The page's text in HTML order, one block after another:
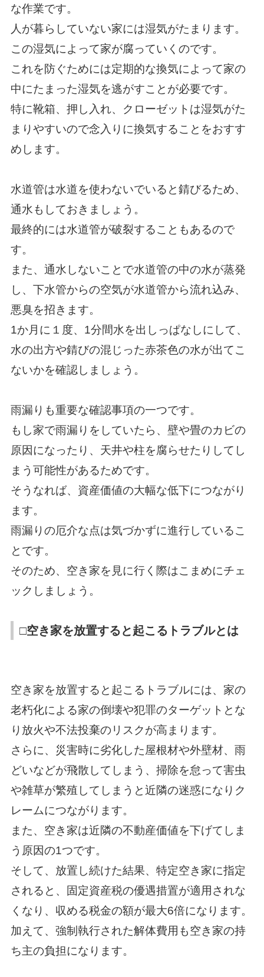
な作業です。
人が暮らしていない家には湿気がたまります。
この湿気によって家が腐っていくのです。
これを防ぐためには定期的な換気によって家の
中にたまった湿気を逃がすことが必要です。
特に靴箱、押し入れ、クローゼットは湿気がた
まりやすいので念入りに換気することをおすす
めします。
水道管は水道を使わないでいると錆びるため、
通水もしておきましょう。
最終的には水道管が破裂することもあるので
す。
また、通水しないことで水道管の中の水が蒸発
し、下水管からの空気が水道管から流れ込み、
悪臭を招きます。
1か月に１度、1分間水を出しっぱなしにして、
水の出方や錆びの混じった赤茶色の水が出てこ
ないかを確認しましょう。
雨漏りも重要な確認事項の一つです。
もし家で雨漏りをしていたら、壁や畳のカビの
原因になったり、天井や柱を腐らせたりしてし
まう可能性があるためです。
そうなれば、資産価値の大幅な低下につながり
ます。
雨漏りの厄介な点は気づかずに進行しているこ
とです。
そのため、空き家を見に行く際はこまめにチェ
ックしましょう。
□空き家を放置すると起こるトラブルとは
空き家を放置すると起こるトラブルには、家の
老朽化による家の倒壊や犯罪のターゲットとな
り放火や不法投棄のリスクが高まります。
さらに、災害時に劣化した屋根材や外壁材、雨
どいなどが飛散してしまう、掃除を怠って害虫
や雑草が繁殖してしまうと近隣の迷惑になりク
レームにつながります。
また、空き家は近隣の不動産価値を下げてしま
う原因の1つです。
そして、放置し続けた結果、特定空き家に指定
されると、固定資産税の優遇措置が適用されな
くなり、収める税金の額が最大6倍になります。
加えて、強制執行された解体費用も空き家の持
ち主の負担になります。